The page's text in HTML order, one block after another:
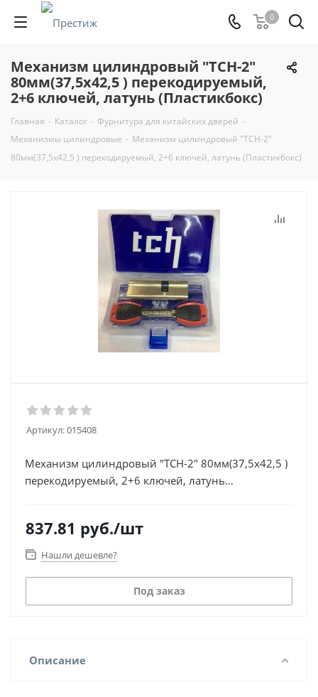
0
Механизм цилиндровый "TCH-2"
80мм(37,5х42,5 ) перекодируемый,
2+6 ключей, латунь (Пластикбокс)
Главная - Каталог - Фурнитура для китайских дверей -
Механизмы цилиндровые - Механизм цилиндровый "TCH-2"
80мм(37,5х42,5 ) перекодируемый, 2+6 ключей, латунь (Пластикбокс)
Артикул:015408
Механизм цилиндровый "TCH-2" 80мм(37,5х42,5 )
перекодируемый, 2+6 ключей, латунь
837.81 руб./шт
Нашли дешевле?
Под заказ
Описание